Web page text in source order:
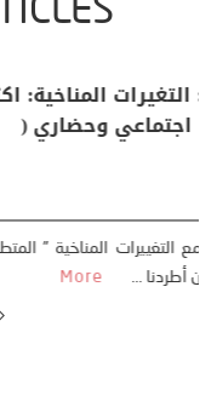
منذر بالضيافي
من ظاهرة طبيعية
كتب: منذر بالضيافي بدأت
منذ نهاية ثمانينات القرن